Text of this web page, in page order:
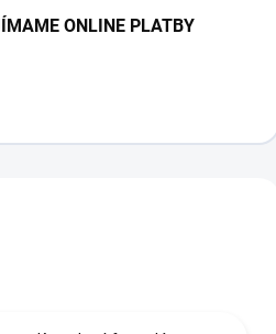
ONLINE PLATBY